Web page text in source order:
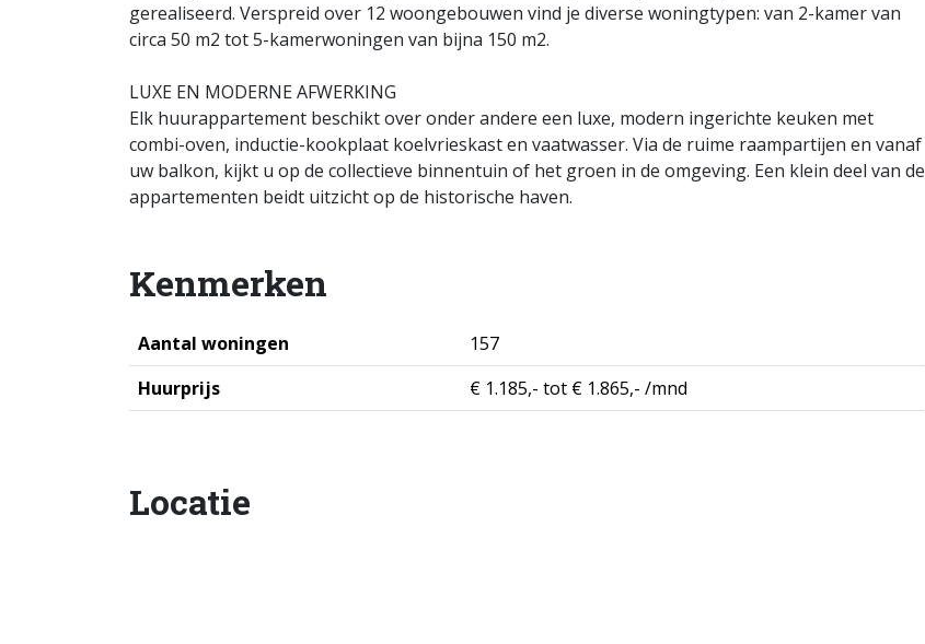
gerealiseerd. Verspreid over 12 woongebouwen vind je diverse woningtypen: van 2-kamer van
circa 50 m2 tot 5-kamerwoningen van bijna 150 m2.
LUXE EN MODERNE AFWERKING
Elk huurappartement beschikt over onder andere een luxe, modern ingerichte keuken met
combi-oven, inductie-kookplaat koelvrieskast en vaatwasser. Via de ruime raampartijen en vanaf
uw balkon, kijkt u op de collectieve binnentuin of het groen in de omgeving. Een klein deel van de
appartementen beidt uitzicht op de historische haven.
Kenmerken
Aantal woningen
157
Huurprijs
€ 1.185,- tot € 1.865,- /mnd
Locatie